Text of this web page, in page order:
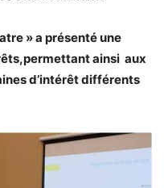
» a présenté une
ainsi aux
d’intérêt différents